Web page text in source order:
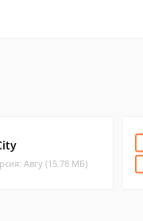
Авгу (15.78 МБ)